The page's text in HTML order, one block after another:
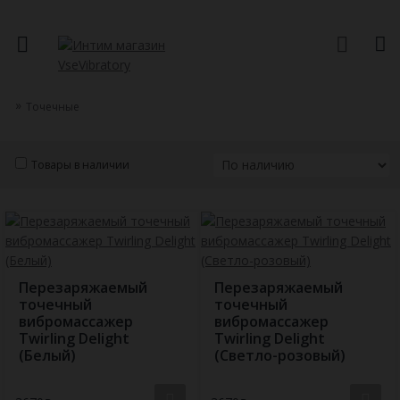
Товары в наличии
Перезаряжаемый
точечный
вибромассажер
Twirling Delight
(Белый)
Перезаряжаемый
точечный
вибромассажер
Twirling Delight
(Светло-розовый)